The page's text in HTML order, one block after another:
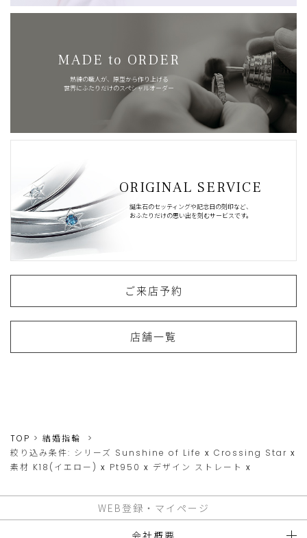
MADE to ORDER
熟練の職人が、原型から作り上げる
世界にふたりだけのスペシャルオーダー
ORIGINAL SERVICE
誕生石のセッティングや記念日の刻印など、
おふたりだけの思い出を刻むサービスです。
ご来店予約
店舗一覧
TOP
結婚指輪
絞り込み条件: シリーズ Sunshine of Life x Crossing Star x
素材 K18(イエロー) x Pt950 x デザイン ストレート x
WEB登録・マイページ